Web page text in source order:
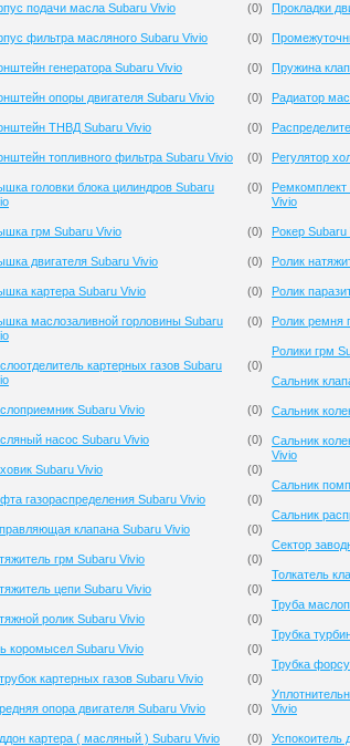
подачи масла Subaru Vivio (0)
фильтра масляного Subaru Vivio (0)
генератора Subaru Vivio (0)
опоры двигателя Subaru Vivio (0)
ТНВД Subaru Vivio (0)
топливного фильтра Subaru Vivio (0)
головки блока цилиндров Subaru
(0)
грм Subaru Vivio (0)
двигателя Subaru Vivio (0)
картера Subaru Vivio (0)
маслозаливной горловины Subaru
(0)
картерных газов Subaru
(0)
Subaru Vivio (0)
насос Subaru Vivio (0)
Subaru Vivio (0)
газораспределения Subaru Vivio (0)
клапана Subaru Vivio (0)
грм Subaru Vivio (0)
цепи Subaru Vivio (0)
ролик Subaru Vivio (0)
коромысел Subaru Vivio (0)
картерных газов Subaru Vivio (0)
опора двигателя Subaru Vivio (0)
картера ( масляный ) Subaru Vivio (0)
Прокладки
Пружина
Радиатор
Регулятор
Ремкомплект
Vivio
Рокер Subaru
Ролик
Ролик
Ролик ремня
Ролики грм
Сальник
Сальник
Сальник
Vivio
Сальник
Сальник
Сектор
Толкатель
Труба
Трубка
Трубка
Vivio
Успокоитель